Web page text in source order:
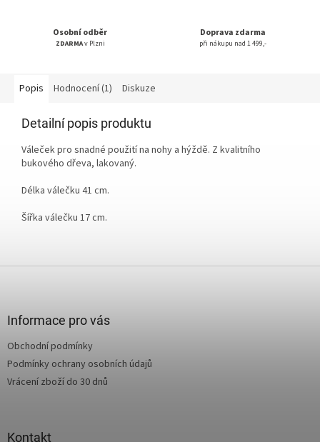
Osobní odběr
ZDARMAv Plzni
Doprava zdarma
při nákupu nad 1 499,-
Popis Hodnocení (1) Diskuze
Detailní popis produktu
Váleček pro snadné použití na nohy a hýždě. Z kvalitního
bukového dřeva, lakovaný.
Délka válečku 41 cm.
Šířka válečku 17 cm.
Informace pro vás
Obchodní podmínky
Podmínky ochrany osobních údajů
Vrácení zboží do 30 dnů
Kontakt